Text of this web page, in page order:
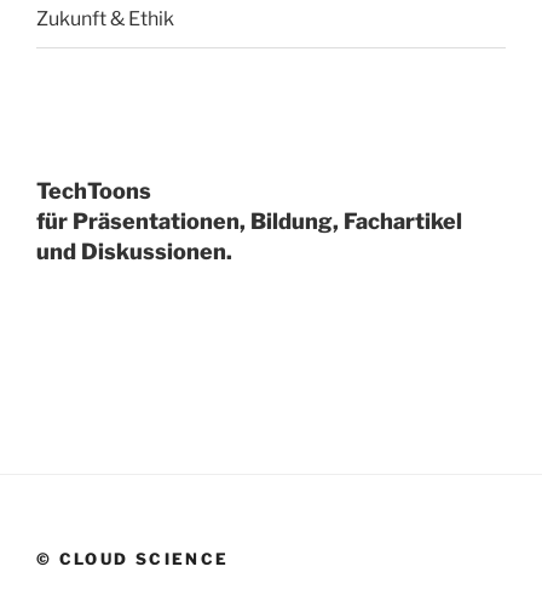
Zukunft & Ethik
TechToons
für Präsentationen, Bildung, Fachartikel
und Diskussionen.
© CLOUD SCIENCE